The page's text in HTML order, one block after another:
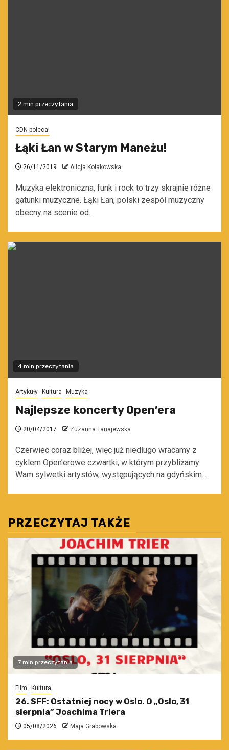
2 min przeczytania
CDN poleca!
Łąki Łan w Starym Maneżu!
26/11/2019 Alicja Kołakowska
Muzyka elektroniczna, funk i rock to trzy skrajnie różne
gatunki muzyczne. Łąki Łan, polski zespół muzyczny
obecny na scenie od...
4 min przeczytania
Artykuły Kultura Muzyka
Najlepsze koncerty Open’era
20/04/2017 Zuzanna Tanajewska
Czerwiec coraz bliżej, więc już niedługo wracamy z
cyklem Open’erowe czwartki, w którym przybliżamy
Wam sylwetki artystów, występujących na gdyńskim...
PRZECZYTAJ TAKŻE
7 min przeczytania
Film Kultura
26. SFF: Ostatniej nocy w Oslo. O „Oslo, 31
sierpnia” Joachima Triera
05/08/2026 Maja Grabowska